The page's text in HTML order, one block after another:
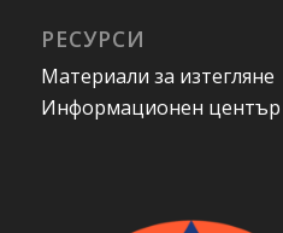
РЕСУРСИ
Материали за изтегляне
Информационен център